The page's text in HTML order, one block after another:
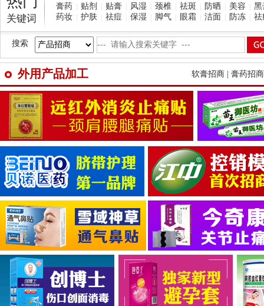
关键词
膏药
贴剂 贴膏 风湿 颈椎 祛斑 防晒 美容
黑
药妆
护肤 祛痘 保湿 脚气 眼霜 洁面 防冻 祛
搜索
外用产品加工 软膏招商 | 膏药招